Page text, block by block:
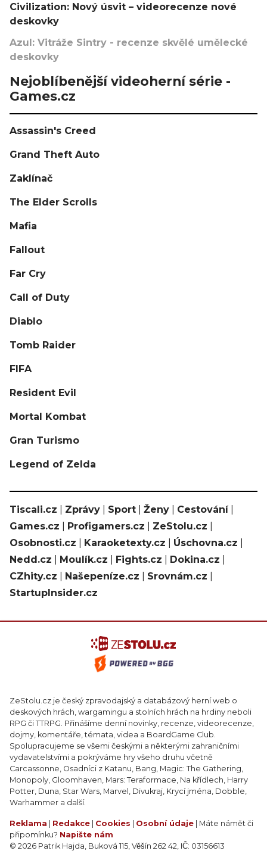
Civilization: Nový úsvit – videorecenze nové
deskovky
Azul: Vitráže Sintry - recenze skvělé umělecké
deskovky
Nejoblíbenější videoherní série -
Games.cz
Assassin's Creed
Grand Theft Auto
Zaklínač
The Elder Scrolls
Mafia
Fallout
Far Cry
Call of Duty
Diablo
Tomb Raider
FIFA
Resident Evil
Mortal Kombat
Gran Turismo
Legend of Zelda
Tiscali.cz Zprávy Sport Ženy Cestování|
Games.cz
Profigamers.cz ZeStolu.cz
Osobnosti.cz
Karaoketexty.cz Úschovna.cz
Nedd.cz
Moulík.cz Fights.cz Dokina.cz
CZhity.cz
Našepeníze.cz Srovnám.cz
StartupInsider.cz
ZeStolu.cz je český zpravodajský a databázový herní web o
deskových hrách, wargamingu a stolních hrách na hrdiny neboli
RPG či TTRPG. Přinášíme denní novinky, recenze, videorecenze,
dojmy, komentáře, témata, videa a BoardGame Club.
Spolupracujeme se všemi českými a některými zahraničními
vydavatelstvími a pokrýváme hry všeho druhu včetně
Carcassonne, Osadníci z Katanu, Bang, Magic: The Gathering,
Monopoly, Gloomhaven, Mars: Teraformace, Na křídlech, Harry
Potter, Duna, Star Wars, Marvel, Divukraj, Krycí jména, Dobble,
Warhammer a další.
Reklama Redakce Cookies Osobní údaje | Máte námět či
připomínku? Napište nám
© 2026 Patrik Hajda, Buková 115, Věšín 262 42, IČ: 03156613